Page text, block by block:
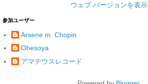
ウェブ バージョンを表示
参加ユーザー
Arsene m. Chopin
Ohesoya
アマデウスレコード